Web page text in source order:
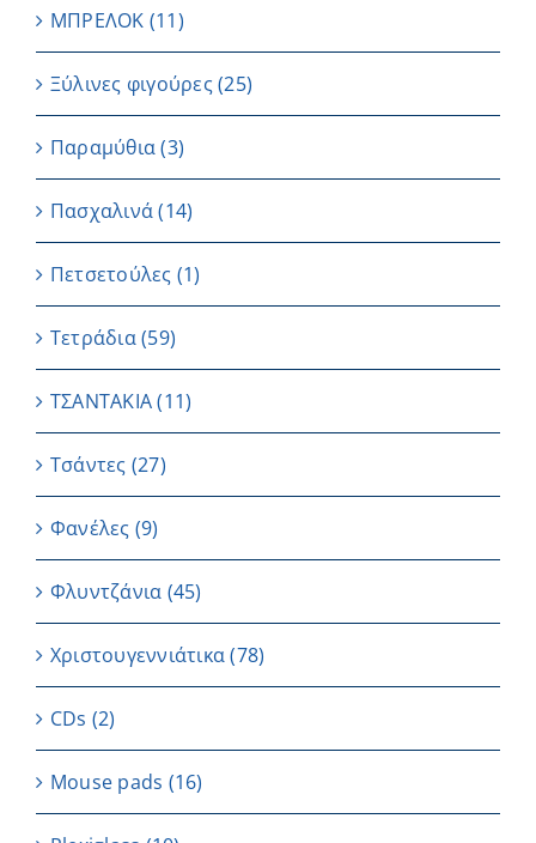
ΜΠΡΕΛΟΚ (11)
Ξύλινες φιγούρες(25)
Παραμύθια (3)
Πασχαλινά (14)
Πετσετούλες (1)
Τετράδια(59)
ΤΣΑΝΤΑΚΙΑ (11)
Τσάντες (27)
Φανέλες (9)
Φλυντζάνια (45)
Χριστουγεννιάτικα(78)
CDs (2)
Μouse pads (16)